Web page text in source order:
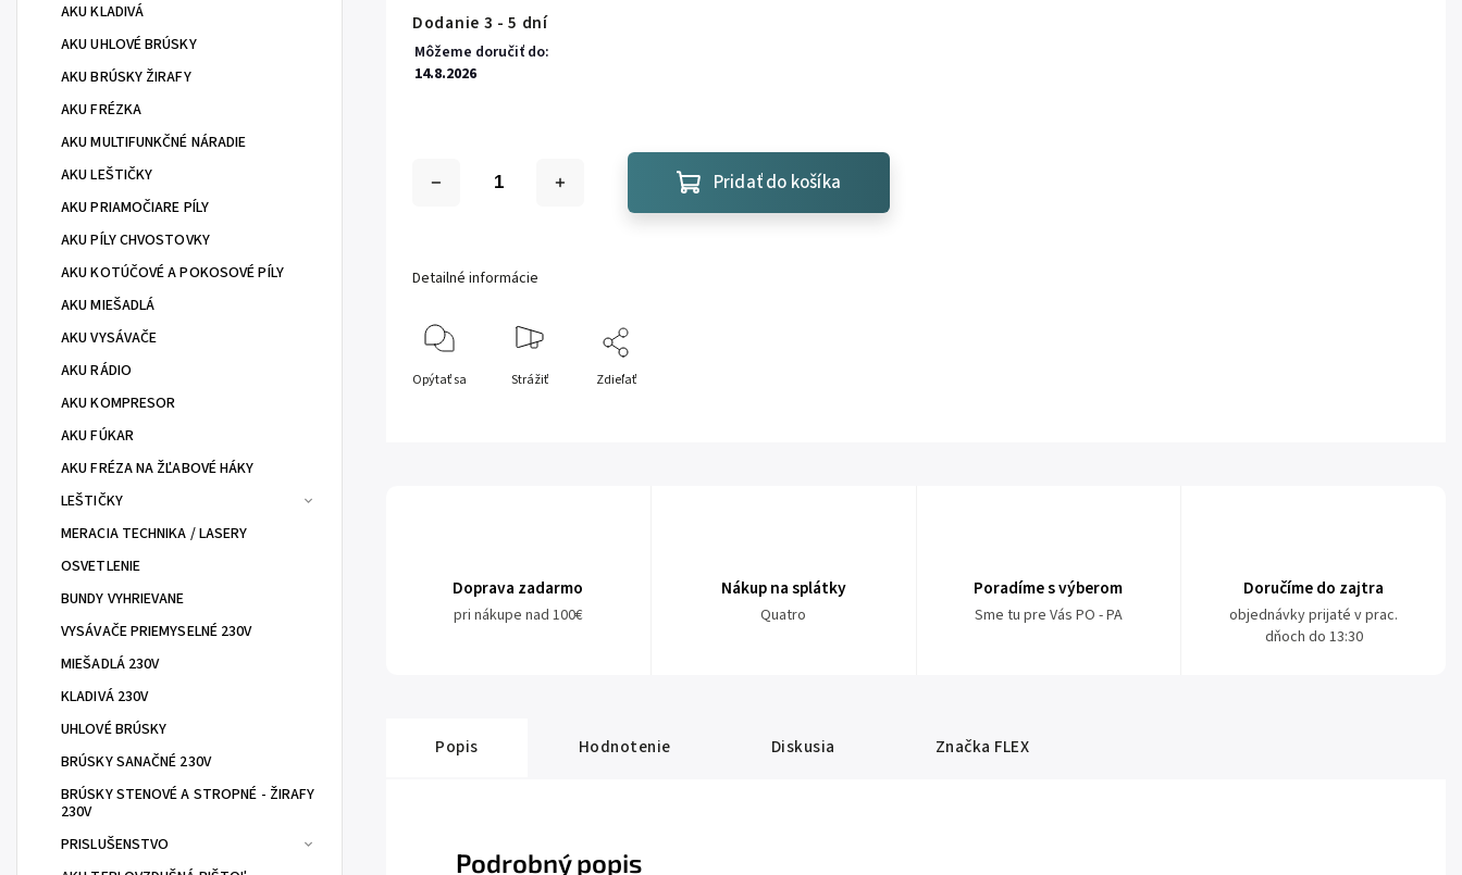
AKU KLADIVÁ
AKU UHLOVÉ BRÚSKY
AKU BRÚSKY ŽIRAFY
AKU FRÉZKA
AKU MULTIFUNKČNÉ NÁRADIE
AKU LEŠTIČKY
AKU PRIAMOČIARE PÍLY
AKU PÍLY CHVOSTOVKY
AKU KOTÚČOVÉ A POKOSOVÉ PÍLY
AKU MIEŠADLÁ
AKU VYSÁVAČE
AKU RÁDIO
AKU KOMPRESOR
AKU FÚKAR
AKU FRÉZA NA ŽĽABOVÉ HÁKY
LEŠTIČKY
MERACIA TECHNIKA / LASERY
OSVETLENIE
BUNDY VYHRIEVANE
VYSÁVAČE PRIEMYSELNÉ 230V
MIEŠADLÁ 230V
KLADIVÁ 230V
UHLOVÉ BRÚSKY
BRÚSKY SANAČNÉ 230V
BRÚSKY STENOVÉ A STROPNÉ - ŽIRAFY
230V
PRISLUŠENSTVO
Dodanie 3 - 5 dní
Môžeme doručiť do:
14.8.2026
Pridať do košíka
Detailné informácie
Opýtať sa Strážiť Zdieľať
Doprava zadarmo
pri nákupe nad 100€
Nákup na splátky
Quatro
Poradíme s výberom
Sme tu pre Vás PO - PA
Doručíme do zajtra
objednávky prijaté v prac.
dňoch do 13:30
Popis Hodnotenie Diskusia Značka FLEX
Podrobný popis